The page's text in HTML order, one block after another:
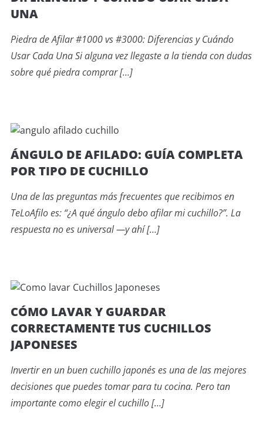
UNA
Piedra de Afilar #1000 vs #3000: Diferencias y Cuándo
Usar Cada Una Si alguna vez llegaste a la tienda con dudas
sobre qué piedra comprar […]
ÁNGULO DE AFILADO: GUÍA COMPLETA
POR TIPO DE CUCHILLO
Una de las preguntas más frecuentes que recibimos en
TeLoAfilo es: “¿A qué ángulo debo afilar mi cuchillo?”. La
respuesta no es universal —y ahí […]
CÓMO LAVAR Y GUARDAR
CORRECTAMENTE TUS CUCHILLOS
JAPONESES
Invertir en un buen cuchillo japonés es una de las mejores
decisiones que puedes tomar para tu cocina. Pero tan
importante como elegir el cuchillo […]